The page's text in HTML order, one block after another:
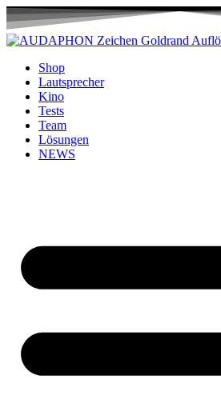
Shop
Lautsprecher
Kino
Tests
Team
Lösungen
NEWS